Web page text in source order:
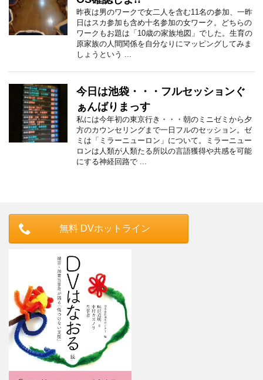
昨夜は男のワークで女二人を含む11名の参加、一昨
日はスカ参加も含め十名参加の女ワーク。どちらの
ワークもお題は「10歳の家族地図」でした。生育の
原家族の人間関係を自分なりにマッピングしてみま
しょうという ...
今日は池袋・・・フルセッションぐ
ぁんばりまっす
私には今年初の東京行き・・・朝のミニゼミから夕
方のカウンセリングまで一日フルのセッション。ゼ
ミは「ミラーニューロン」について。ミラーニュー
ロンは人類が人類たる所以の言語獲得や共感を可能
にする神経回路で ...
無料 DVホットライン